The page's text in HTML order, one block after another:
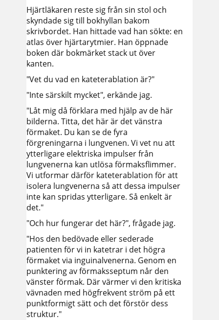
Hjärtläkaren reste sig från sin stol och
skyndade sig till bokhyllan bakom
skrivbordet. Han hittade vad han sökte: en
atlas över hjärtarytmier. Han öppnade
boken där bokmärket stack ut över
kanten.
"Vet du vad en kateterablation är?"
"Inte särskilt mycket", erkände jag.
"Låt mig då förklara med hjälp av de här
bilderna. Titta, det här är det vänstra
förmaket. Du kan se de fyra
förgreningarna i lungvenen. Vi vet nu att
ytterligare elektriska impulser från
lungvenerna kan utlösa förmaksflimmer.
Vi utformar därför kateterablation för att
isolera lungvenerna så att dessa impulser
inte kan spridas ytterligare. Så enkelt är
det."
"Och hur fungerar det här?", frågade jag.
"Hos den bedövade eller sederade
patienten för vi in katetrar i det högra
förmaket via inguinalvenerna. Genom en
punktering av förmaksseptum når den
vänster förmak. Där värmer vi den kritiska
vävnaden med högfrekvent ström på ett
punktformigt sätt och det förstör dess
struktur."